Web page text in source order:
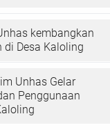
kembangkan
di Desa Kaloling
Unhas Gelar
Penggunaan